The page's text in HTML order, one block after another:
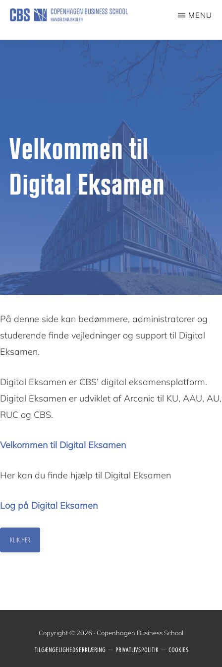
Skip
mainEKSAMEN
MENU
Velkommen til
Digital Eksamen
På denne side kan bedømmere, administratorer og
studerende finde vejledninger og support til Digital
Eksamen.
Digital Eksamen er CBS’ digital eksamensplatform.
Digital Eksamen er udviklet af Arcanic til KU, AAU, AU,
RUC og CBS.
Velkommen til Digital Eksamen
Her kan du finde hjælp til Digital Eksamen
Log på Digital Eksamen
KLIK HER
Copyright © 2026 · Copenhagen Business School
TILGÆNGELIGHEDSERKLÆRING PRIVATLIVSPOLITIK COOKIES